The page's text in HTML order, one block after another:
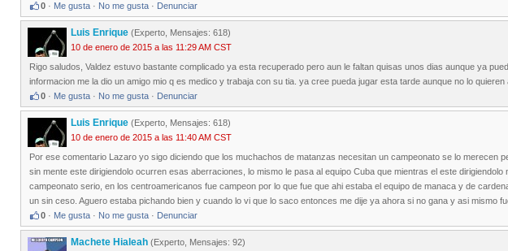
0 · Me gusta · No me gusta · Denunciar
Luis Enrique (Experto, Mensajes: 618)
10 de enero de 2015 a las 11:29 AM CST
Rigo saludos, Valdez estuvo bastante complicado ya esta recuperado pero aun le faltan quisas unos dias aunque ya
informacion me la dio un amigo mio q es medico y trabaja con su tia. ya cree pueda jugar esta tarde aunque no lo quieren
0 · Me gusta · No me gusta · Denunciar
Luis Enrique (Experto, Mensajes: 618)
10 de enero de 2015 a las 11:40 AM CST
Por ese comentario Lazaro yo sigo diciendo que los muchachos de matanzas necesitan un campeonato se lo merecen
sin mente este dirigiendolo ocurren esas aberraciones, lo mismo le pasa al equipo Cuba que mientras el este dirigiendolo
campeonato serio, en los centroamericanos fue campeon por lo que fue que ahi estaba el equipo de manaca y de
un sin ceso. Aguero estaba pichando bien y cuando lo vi que lo saco entonces me dije ya ahora si no gana y asi mismo
0 · Me gusta · No me gusta · Denunciar
Machete Hialeah (Experto, Mensajes: 92)